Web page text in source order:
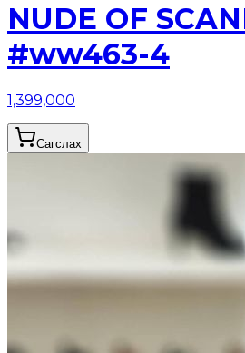
NUDE OF
#ww463-4
1,399,000
Сагслах